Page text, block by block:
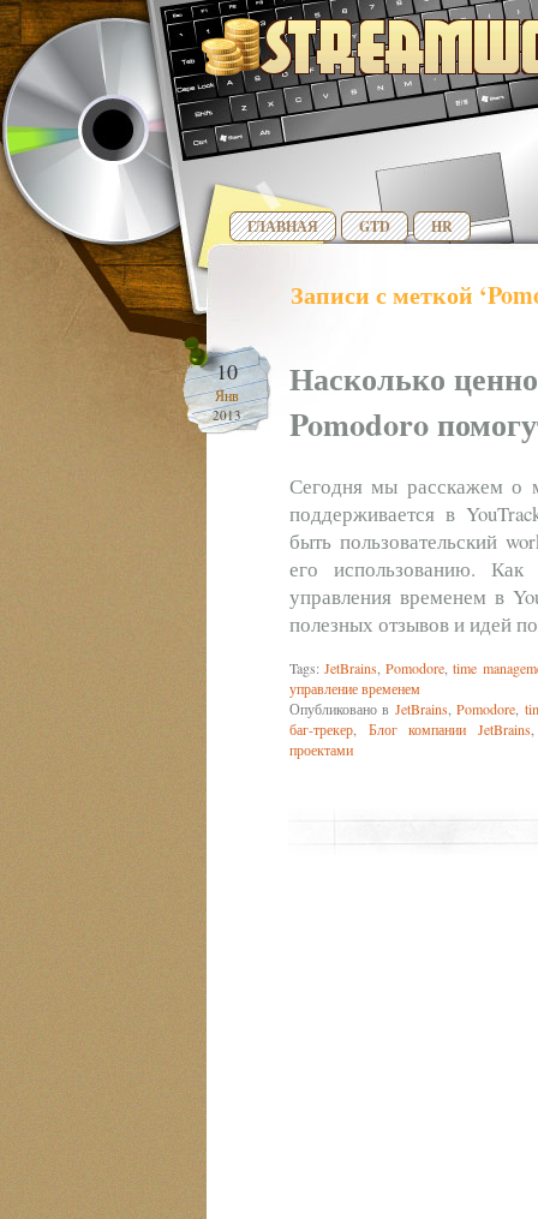
ГЛАВНАЯ GTD HR
Записи с меткой
10
Янв
2013
Насколько
Pomodoro
Сегодня мы расскажем о
поддерживается в
быть пользовательский
его использованию.
управления временем в
полезных отзывов и идей
Tags:JetBrains ,Pomodore ,time
управление временем
Опубликовано в JetBrains,Pomodore
баг-трекер
Блог компании JetBrains
проектами